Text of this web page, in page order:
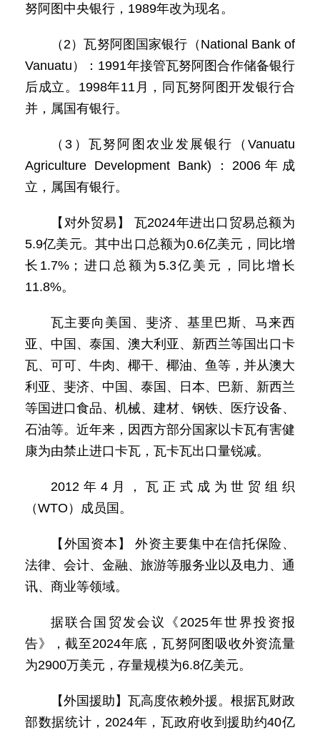
努阿图中央银行，1989年改为现名。
（2）瓦努阿图国家银行（National Bank of
Vanuatu）：1991年接管瓦努阿图合作储备银行
后成立。1998年11月，同瓦努阿图开发银行合
并，属国有银行。
（3）瓦努阿图农业发展银行（Vanuatu
Agriculture Development Bank)：2006年成
立，属国有银行。
【对外贸易】 瓦2024年进出口贸易总额为
5.9亿美元。其中出口总额为0.6亿美元，同比增
长1.7%；进口总额为5.3亿美元，同比增长
11.8%。
瓦主要向美国、斐济、基里巴斯、马来西
亚、中国、泰国、澳大利亚、新西兰等国出口卡
瓦、可可、牛肉、椰干、椰油、鱼等，并从澳大
利亚、斐济、中国、泰国、日本、巴新、新西兰
等国进口食品、机械、建材、钢铁、医疗设备、
石油等。近年来，因西方部分国家以卡瓦有害健
康为由禁止进口卡瓦，瓦卡瓦出口量锐减。
2012年4月，瓦正式成为世贸组织
（WTO）成员国。
【外国资本】 外资主要集中在信托保险、
法律、会计、金融、旅游等服务业以及电力、通
讯、商业等领域。
据联合国贸发会议《2025年世界投资报
告》，截至2024年底，瓦努阿图吸收外资流量
为2900万美元，存量规模为6.8亿美元。
【外国援助】瓦高度依赖外援。根据瓦财政
部数据统计，2024年，瓦政府收到援助约40亿